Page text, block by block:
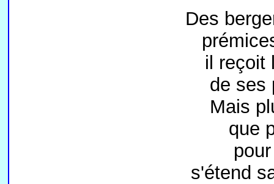
Des
il reçoit
de ses
Mais
que
s'étend